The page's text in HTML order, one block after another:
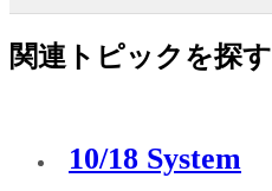
関連トピックを探す
10/18 System